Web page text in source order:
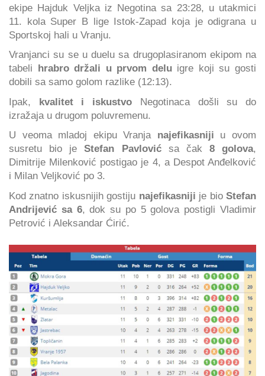
ekipe Hajduk Veljka iz Negotina sa 23:28, u utakmici
11. kola Super B lige Istok-Zapad koja je odigrana u
Sportskoj hali u Vranju.
Vranjanci su se u duelu sa drugoplasiranom ekipom na
tabeli
hrabro držali u prvom deluigre koji su gosti
dobili sa samo golom razlike (12:13).
Ipak, kvalitet i iskustvo Negotinaca došli su do
izražaja u drugom poluvremenu.
U veoma mladoj ekipu Vranja najefikasniji u ovom
susretu bio je Stefan Pavlovićsa čak 8 golova,
Dimitrije Milenković postigao je 4, a Despot Anđelković
i Milan Veljković po 3.
Kod znatno iskusnijih gostiju najefikasniji je bioStefan
Andrijević sa 6, dok su po 5 golova postigli Vladimir
Petrović i Aleksandar Ćirić.